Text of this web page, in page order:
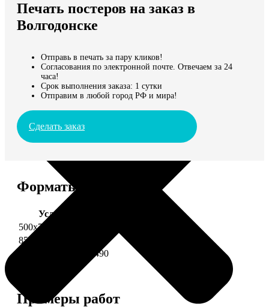
Мы доставляем по всему миру
Продолжить без города
Печать постеров на заказ в
Волгодонске
Отправь в печать за пару кликов!
Согласования по электронной почте. Отвечаем за 24
часа!
Срок выполнения заказа: 1 сутки
Отправим в любой город РФ и мира!
Сделать заказ
Форматы и цены
Услуга
500х700 глянец
850х600 глянец
5490
Примеры работ